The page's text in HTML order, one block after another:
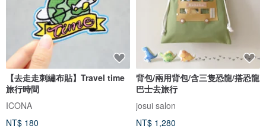
【去走走刺繡布貼】Travel time
旅行時間
ICONA
NT$ 180
背包/兩用背包/含三隻恐龍/搭恐龍
巴士去旅行
josui salon
NT$ 1,280